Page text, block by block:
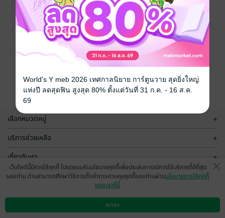
ปรีดี พนมยงค์
ดร.นพ.เปรมศักดิ์
เพียยุระ / บริษัท ออล
เดย์ ช็อปปิ้ง จำกัด
ประวัติศาสตร์
No Rating
เลือกหมวดหมู่ +
บริการช่วยเหลือ +
เกี่ยวกับเรา +
กลุ่มธุรกิจในเครือ
ดาวน์โหลดแอป วิธีการใช้งาน ติดต่อเรา
เว็บไซต์นี้มีการใช้คุกกี้ โปรดยอมรับนโยบายคุกกี้เพื่อประสบการณ์การใช้บริการที่ดีที่สุด
ของท่าน ท่านสามารถศึกษาวิธีการตั้งค่าการควบคุมคุกกี้ของท่านผ่านนโยบายการใช้คุกกี้
ของเราที่นี่
ตกลง
World's Y meb 2026 เทศกาลนิยาย การ์ตูนวาย สุดยิ่งใหญ่
แห่งปี ลดสุดฟิน สูงสุด 80% ตั้งแต่วันที่ 31 ก.ค. - 16 ส.ค.
69